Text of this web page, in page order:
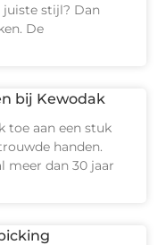
stijl? Dan
De
bij Kewodak
toe aan een stuk
handen.
meer dan 30 jaar